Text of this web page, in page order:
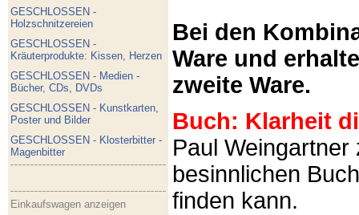
GESCHLOSSEN -
Holzschnitzereien
GESCHLOSSEN -
Kräuterprodukte: Kissen, Herzen
GESCHLOSSEN - Medien -
Bücher, CDs, DVDs
GESCHLOSSEN - Kunstkarten,
Poster und Bilder
GESCHLOSSEN - Klosterbitter -
Magenbitter
Einkaufswagen anzeigen
Bei den
Ware und
zweite Ware.
Buch: Klarheit
Paul
besinnlichen
finden kann.